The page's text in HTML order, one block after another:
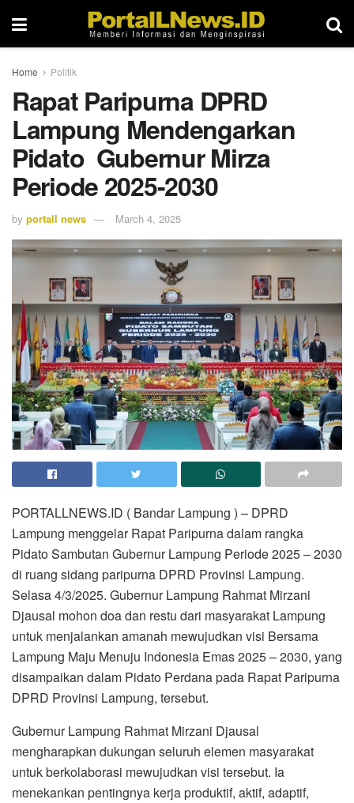
Home Politik
Rapat Paripurna DPRD
Lampung Mendengarkan
Pidato Gubernur Mirza
Periode 2025-2030
by portall news March 4, 2025
PORTALLNEWS.ID ( Bandar Lampung ) – DPRD
Lampung menggelar Rapat Paripurna dalam rangka
Pidato Sambutan Gubernur Lampung Periode 2025 – 2030
di ruang sidang paripurna DPRD Provinsi Lampung.
Selasa 4/3/2025. Gubernur Lampung Rahmat Mirzani
Djausal mohon doa dan restu dari masyarakat Lampung
untuk menjalankan amanah mewujudkan visi Bersama
Lampung Maju Menuju Indonesia Emas 2025 – 2030, yang
disampaikan dalam Pidato Perdana pada Rapat Paripurna
DPRD Provinsi Lampung, tersebut.
Gubernur Lampung Rahmat Mirzani Djausal
mengharapkan dukungan seluruh elemen masyarakat
untuk berkolaborasi mewujudkan visi tersebut. Ia
menekankan pentingnya kerja produktif, aktif, adaptif,